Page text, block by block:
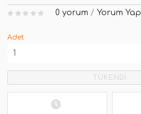
0 yorum / Yorum Yap
Adet
TÜKENDİ